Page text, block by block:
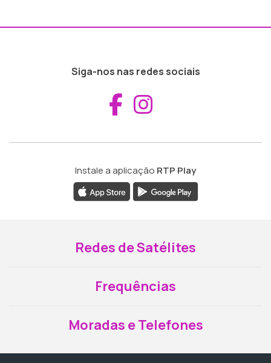
Siga-nos nas redes sociais
Aceder ao
Instale a aplicação RTP Play
Redes de Satélites
Frequências
Moradas e Telefones